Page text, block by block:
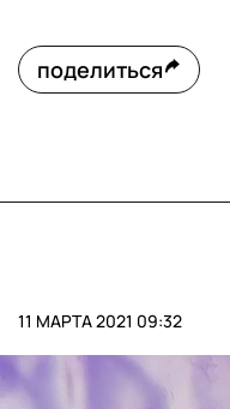
поделиться
11 МАРТА 2021 09:32